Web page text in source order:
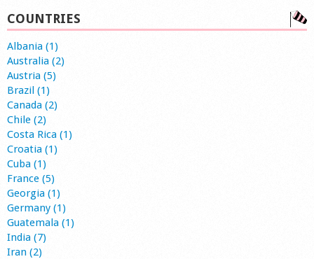
COUNTRIES
Albania (1)
Australia (2)
Austria (5)
Brazil (1)
Canada (2)
Chile (2)
Costa Rica (1)
Croatia (1)
Cuba (1)
France (5)
Georgia (1)
Germany (1)
Guatemala (1)
India (7)
Iran (2)